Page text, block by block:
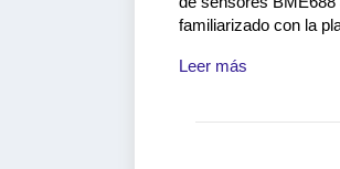
familiarizado con la
Leer más